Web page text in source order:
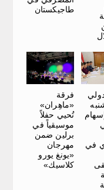
طاجيكستان
في
فرقة
«ماهِران»
تُحيي حفلاً
موسيقياً في
برلين ضمن
مهرجان
«يونغ يورو
كلاسيك»